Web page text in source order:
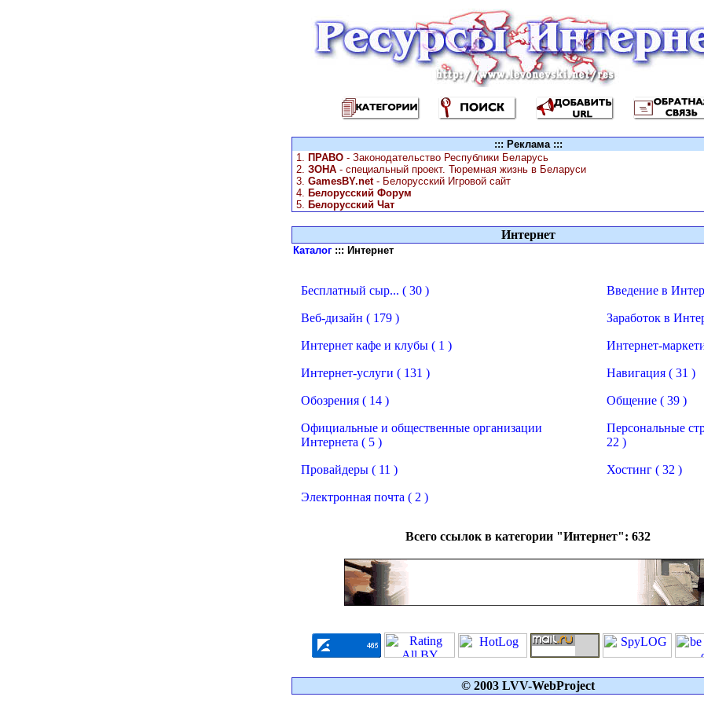
::: Реклама :::
1. ПРАВО - Законодательство Республики Беларусь
2. ЗОНА - специальный проект. Тюремная жизнь в Беларуси
3. GamesBY.net- Белорусский Игровой сайт
4. Белорусский Форум
5. Белорусский Чат
Интернет
Каталог ::: Интернет
Бесплатный сыр... ( 30 ) Введение в
Веб-дизайн ( 179 ) Заработок в
Интернет кафе и клубы ( 1 ) Интернет-
Интернет-услуги ( 131 ) Навигация ( 31 )
Обозрения ( 14 ) Общение ( 39 )
Официальные и общественные организации
Интернета ( 5 )
Персональные
22 )
Провайдеры ( 11 ) Хостинг ( 32 )
Электронная почта ( 2 )
Всего ссылок в категории "Интернет": 632
© 2003 LVV-WebProject